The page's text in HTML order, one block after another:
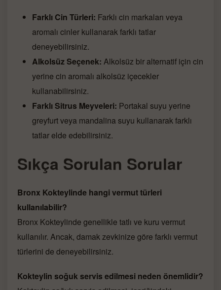
Farklı Cin Türleri: Farklı cin markaları veya
aromalı cinler kullanarak farklı tatlar
deneyebilirsiniz.
Alkolsüz Seçenek: Alkolsüz bir alternatif için cin
yerine cin aromalı alkolsüz içecekler
kullanabilirsiniz.
Farklı Sitrus Meyveleri: Portakal suyu yerine
greyfurt veya mandalina suyu kullanarak farklı
tatlar elde edebilirsiniz.
Sıkça Sorulan Sorular
Bronx Kokteylinde hangi vermut türleri
kullanılabilir?
Bronx Kokteylinde genellikle tatlı ve kuru vermut
kullanılır. Ancak, damak zevkinize göre farklı vermut
türlerini de deneyebilirsiniz.
Kokteylin soğuk servis edilmesi neden önemlidir?